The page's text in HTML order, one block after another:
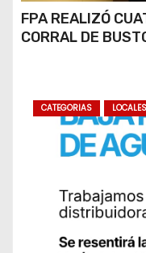
FPA REALIZÓ
CORRAL DE
CATEGORIAS LOCALES